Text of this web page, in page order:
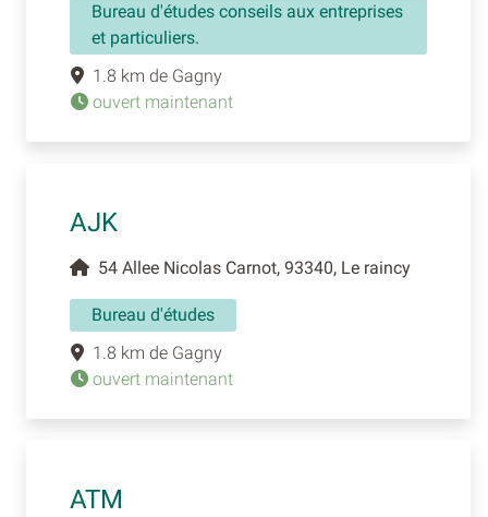
Bureau d'études conseils aux entreprises
et particuliers.
1.8 km de Gagny
ouvert maintenant
AJK
54 Allee Nicolas Carnot, 93340, Le raincy
Bureau d'études
1.8 km de Gagny
ouvert maintenant
ATM